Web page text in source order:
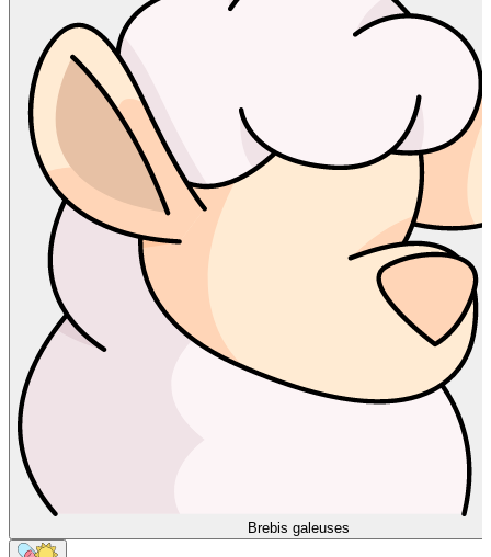
Brebis galeuses